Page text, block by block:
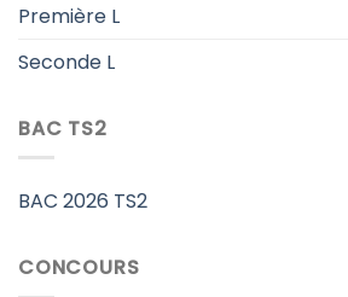
Première L
Seconde L
BAC TS2
BAC 2026 TS2
CONCOURS